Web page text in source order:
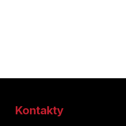
Kontakty